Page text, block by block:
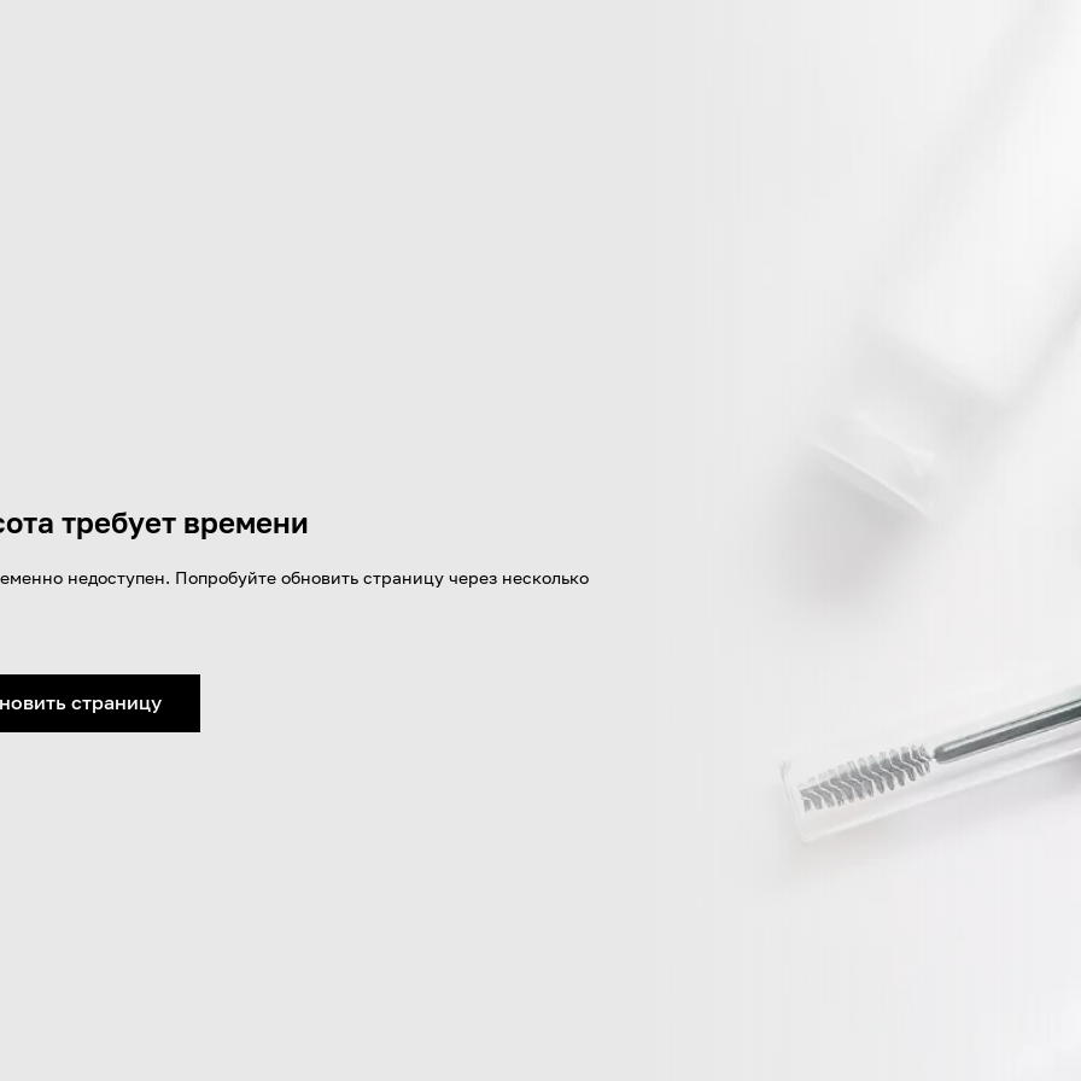
требует времени
недоступен. Попробуйте обновить страницу через несколько
страницу